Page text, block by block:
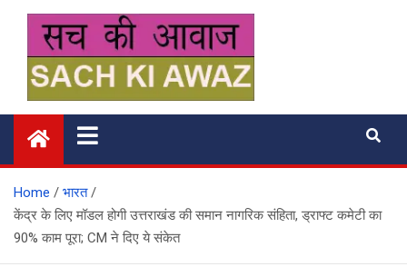
content
सच की आवाज
Home
भारत
केंद्र के लिए मॉडल होगी उत्तराखंड की समान नागरिक संहिता, ड्राफ्ट कमेटी का
90% काम पूरा; CM ने दिए ये संकेत